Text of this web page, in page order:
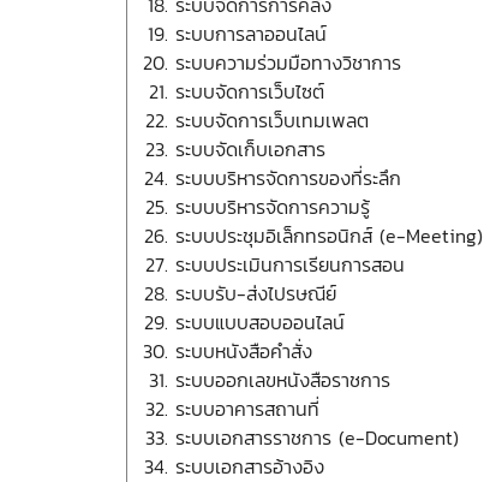
ระบบการลาออนไลน์
ระบบความร่วมมือทางวิชาการ
ระบบจัดการเว็บไซต์
ระบบจัดการเว็บเทมเพลต
ระบบจัดเก็บเอกสาร
ระบบบริหารจัดการของที่ระลึก
ระบบบริหารจัดการความรู้
ระบบประชุมอิเล็กทรอนิกส์ (e-Meeting)
ระบบประเมินการเรียนการสอน
ระบบรับ-ส่งไปรษณีย์
ระบบแบบสอบออนไลน์
ระบบหนังสือคำสั่ง
ระบบออกเลขหนังสือราชการ
ระบบอาคารสถานที่
ระบบเอกสารราชการ (e-Document)
ระบบเอกสารอ้างอิง